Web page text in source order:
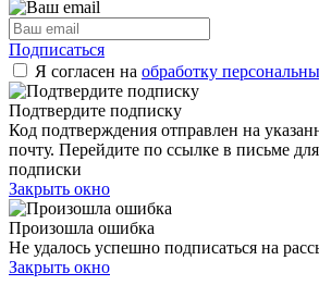
Подписаться
Я согласен на обработку
Подтвердите подписку
Код подтверждения отправлен на
почту. Перейдите по ссылке в письме
подписки
Закрыть окно
Произошла ошибка
Не удалось успешно подписаться на
Закрыть окно